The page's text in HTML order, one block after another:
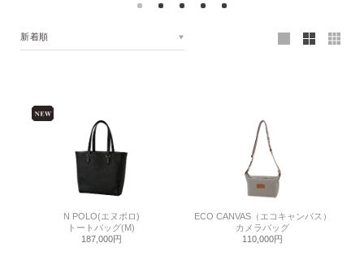
新着順
N POLO(エヌポロ)
トートバッグ(M)
187,000円
ECO CANVAS（エコキャンバス）
カメラバッグ
110,000円